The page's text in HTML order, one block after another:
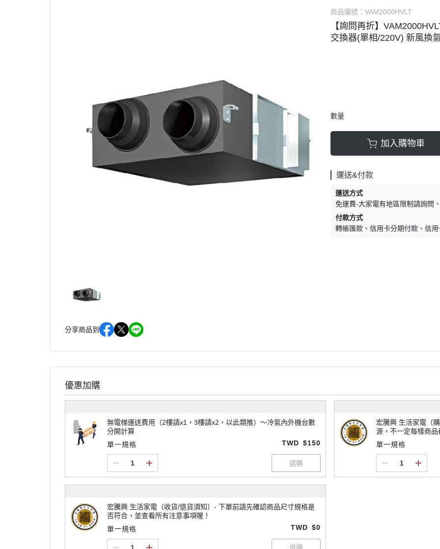
分享商品到
商品編號：VAM2000HVLT
【詢問再折】
交換器(單相/220V) 新風換
數量
加入購物車
運送&付款
運送方式
免運費-大家電有地區限制請詢問
付款方式
轉帳匯款
信用卡分期付款 信用
優惠加購
無電梯運送費用（2樓請x1，3樓請x2，以此類推）～冷氣內外機台數
分開計算
單一規格
TWD $150
宏騰興 生活家電（購買須知）- 下單前請先
源，不一定每樣商品
不一定每個商品都免
單一規格
宏騰興 生活家電（收貨/退貨須知）- 下單前請先確認商品尺寸規格是
否符合，並查看所有注意事項喔！
單一規格
TWD $0